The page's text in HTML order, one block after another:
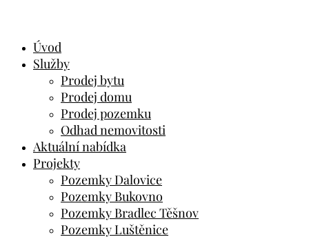
Úvod
Služby
Prodej bytu
Prodej domu
Prodej pozemku
Odhad nemovitosti
Aktuální nabídka
Projekty
Pozemky Dalovice
Pozemky Bukovno
Pozemky Bradlec Těšnov
Pozemky Luštěnice